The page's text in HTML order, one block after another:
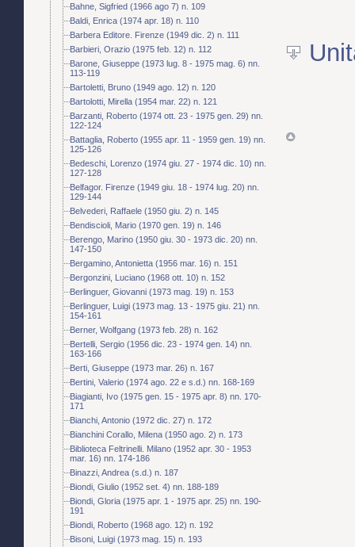
Bahne, Sigfried (1966 ago 7) n. 109
Baldi, Enrica (1974 apr. 18) n. 110
Barbera Editore. Firenze (1949 dic. 2) n. 111
Barbieri, Orazio (1975 feb. 12) n. 112
Barone, Giuseppe (1973 lug. 8 - 1975 mag. 6) nn.
113-119
Bartoletti, Bruno (1949 ago. 12) n. 120
Bartolotti, Mirella (1954 mar. 22) n. 121
Barzanti, Roberto (1974 ott. 23 - 1975 gen. 29) nn.
122-124
Battaglia, Roberto (1955 apr. 11 - 1959 gen. 19) nn.
125-126
Bedeschi, Lorenzo (1974 giu. 27 - 1974 dic. 10) nn.
127-128
Belfagor. Firenze (1949 giu. 18 - 1974 lug. 20) nn.
129-144
Belvederi, Raffaele (1950 giu. 2) n. 145
Bendiscioli, Mario (1970 gen. 19) n. 146
Berengo, Marino (1950 giu. 30 - 1973 dic. 20) nn.
147-150
Bergamino, Antonietta (1956 mar. 16) n. 151
Bergonzini, Luciano (1968 ott. 10) n. 152
Berlinguer, Giovanni (1973 mag. 19) n. 153
Berlinguer, Luigi (1973 mag. 13 - 1975 giu. 21) nn.
154-161
Berner, Wolfgang (1973 feb. 28) n. 162
Bertelli, Sergio (1956 dic. 23 - 1974 gen. 14) nn.
163-166
Berti, Giuseppe (1973 mar. 26) n. 167
Bertini, Valerio (1974 ago. 22 e s.d.) nn. 168-169
Biagianti, Ivo (1975 gen. 15 - 1975 apr. 8) nn. 170-
171
Bianchi, Antonio (1972 dic. 27) n. 172
Bianchini Corallo, Milena (1950 ago. 2) n. 173
Biblioteca Feltrinelli. Milano (1952 apr. 30 - 1953
mar. 16) nn. 174-186
Binazzi, Andrea (s.d.) n. 187
Biondi, Giulio (1952 set. 4) nn. 188-189
Biondi, Gloria (1975 apr. 1 - 1975 apr. 25) nn. 190-
191
Biondi, Roberto (1968 ago. 12) n. 192
Bisoni, Luigi (1973 mag. 15) n. 193